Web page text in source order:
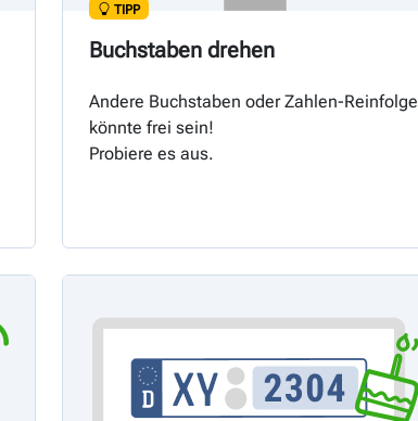
TIPP
Buchstaben drehen
Andere Buchstaben oder Zahlen-Reinfolge
könnte frei sein!
Probiere es aus.